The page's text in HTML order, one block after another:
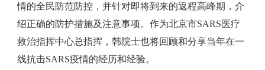
情的全民防范防控，并针对即将到来的返程高峰期，介
绍正确的防护措施及注意事项。作为北京市SARS医疗
救治指挥中心总指挥，韩院士也将回顾和分享当年在一
线抗击SARS疫情的经历和经验。